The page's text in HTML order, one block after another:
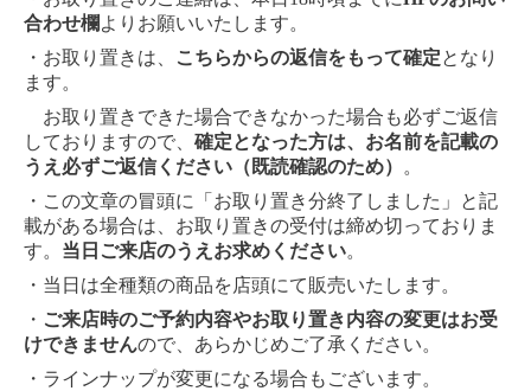
合わせ欄よりお願いいたします。
・お取り置きは、
こちらからの返信をもって確定となり
ます。
お取り置きできた場合できなかった場合も必ずご返信
しておりますので、 確定となった方は、お名前を記載の
うえ必ずご返信ください（既読確認のため）
。
・この文章の冒頭に「お取り置き分終了しました」と記
載がある場合は、お取り置きの受付は締め切っておりま
す。 当日ご来店のうえお求めください。
・当日は全種類の商品を店頭にて販売いたします。
・ ご来店時のご予約内容やお取り置き内容の変更はお受
けできませんので、あらかじめご了承ください。
・ラインナップが変更になる場合もございます。